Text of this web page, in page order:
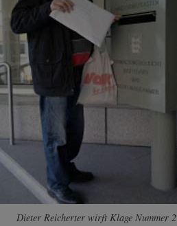
Dieter Reicherter wirft Klage Nummer 2